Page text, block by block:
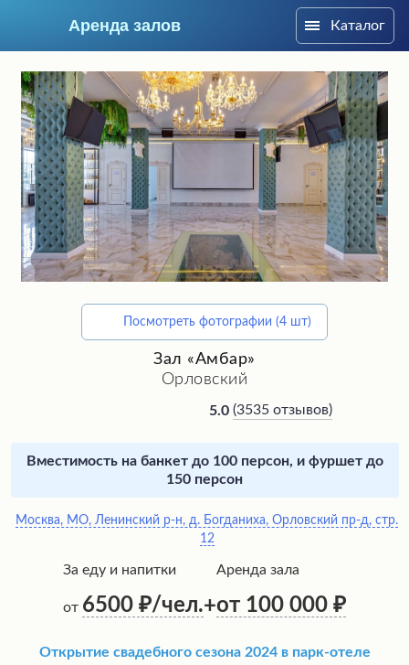
Аренда залов
Подберите мне зал
Каталог
Посмотреть фотографии (4 шт)
Зал «Амбар»
Орловский
5.0 (3535 отзывов)
Вместимость на банкет до 100 персон, и фуршет до
150 персон
Москва, МО, Ленинский р-н, д. Богданиха, Орловский пр-д, стр.
12
За еду и напитки
от 6500 /чел.+
Аренда зала
от 100 000
Открытие свадебного сезона 2024 в парк-отеле